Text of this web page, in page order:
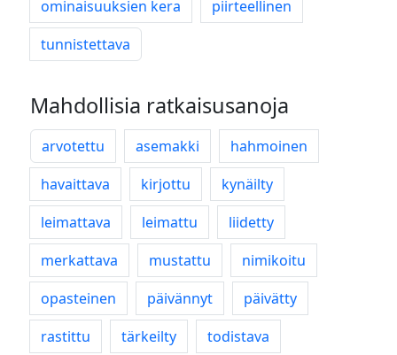
ominaisuuksien kera
piirteellinen
tunnistettava
Mahdollisia ratkaisusanoja
arvotettu asemakki
hahmoinen
havaittava
kirjottu
kynäilty
leimattava
leimattu
liidetty
merkattava
mustattu
nimikoitu
opasteinen
päivännyt
päivätty
rastittu
tärkeilty todistava